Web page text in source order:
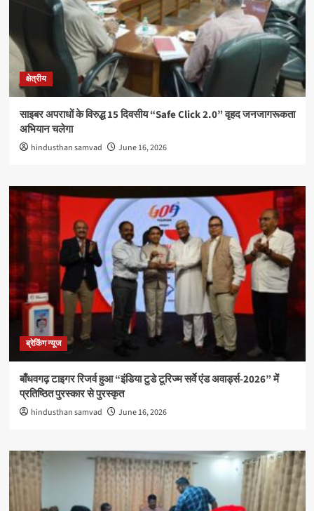
क्षेत्रीय
साइबर अपराधों के विरुद्ध 15 दिवसीय “Safe Click 2.0” वृहद जनजागरूकता
अभियान चलेगा
hindusthan samvad June 16, 2026
ब्रेकिंग न्यूज
बाँधवगढ़ टाइगर रिजर्व हुआ “इंडिया टुडे टूरिज्म सर्वे एंड अवार्ड्स-2026” में
प्रतिष्ठित पुरस्कार से पुरस्कृत
hindusthan samvad June 16, 2026